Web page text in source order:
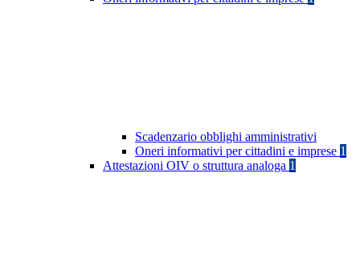
Scadenzario obblighi amministrativi
Oneri informativi per cittadini e imprese 1
Attestazioni OIV o struttura analoga 1